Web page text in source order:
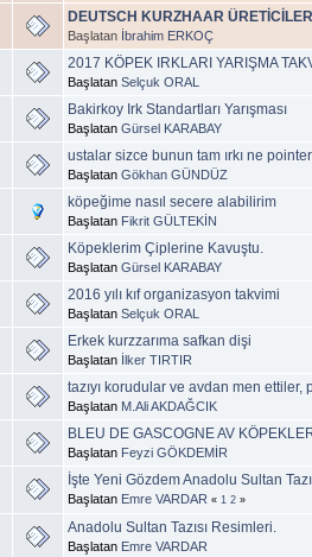
DEUTSCH KURZHAAR
Başlatan İbrahim ERKOÇ
2017 KÖPEK IRKLARI YARIŞMA
BaşlatanSelçuk ORAL
Bakirkoy Irk Standartları Yarışması
BaşlatanGürsel KARABAY
ustalar sizce bunun tam ırkı ne
BaşlatanGökhan GÜNDÜZ
köpeğime nasıl secere alabilirim
Başlatan Fikrit GÜLTEKİN
Köpeklerim Çiplerine Kavuştu.
BaşlatanGürsel KARABAY
2016 yılı kıf organizasyon takvimi
BaşlatanSelçuk ORAL
Erkek kurzzarıma safkan dişi
Başlatan İlker TIRTIR
tazıyı korudular ve avdan men ettiler,
Başlatan M.Ali AKDAĞCIK
BLEU DE GASCOGNE AV
Başlatan Feyzi GÖKDEMİR
İşte Yeni Gözdem Anadolu Sultan
Başlatan Emre VARDAR « 1 2 »
Anadolu Sultan Tazısı Resimleri.
Başlatan Emre VARDAR